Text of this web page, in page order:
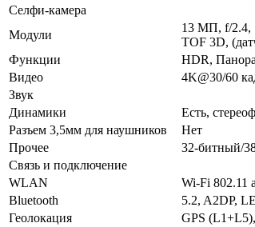
Селфи-камера
Модули
13 МП, f/2.4,
TOF 3D,
Функ­ции
HDR,
Видео
4K@30/60
Звук
Динамики
Есть,
Разъем 3,5мм для науш­ников
Нет
Прочее
32-битный/
Связь и подключение
WLAN
Wi-Fi 802.11
Bluetooth
5.2, A2DP, LE
Геолока­ция
GPS